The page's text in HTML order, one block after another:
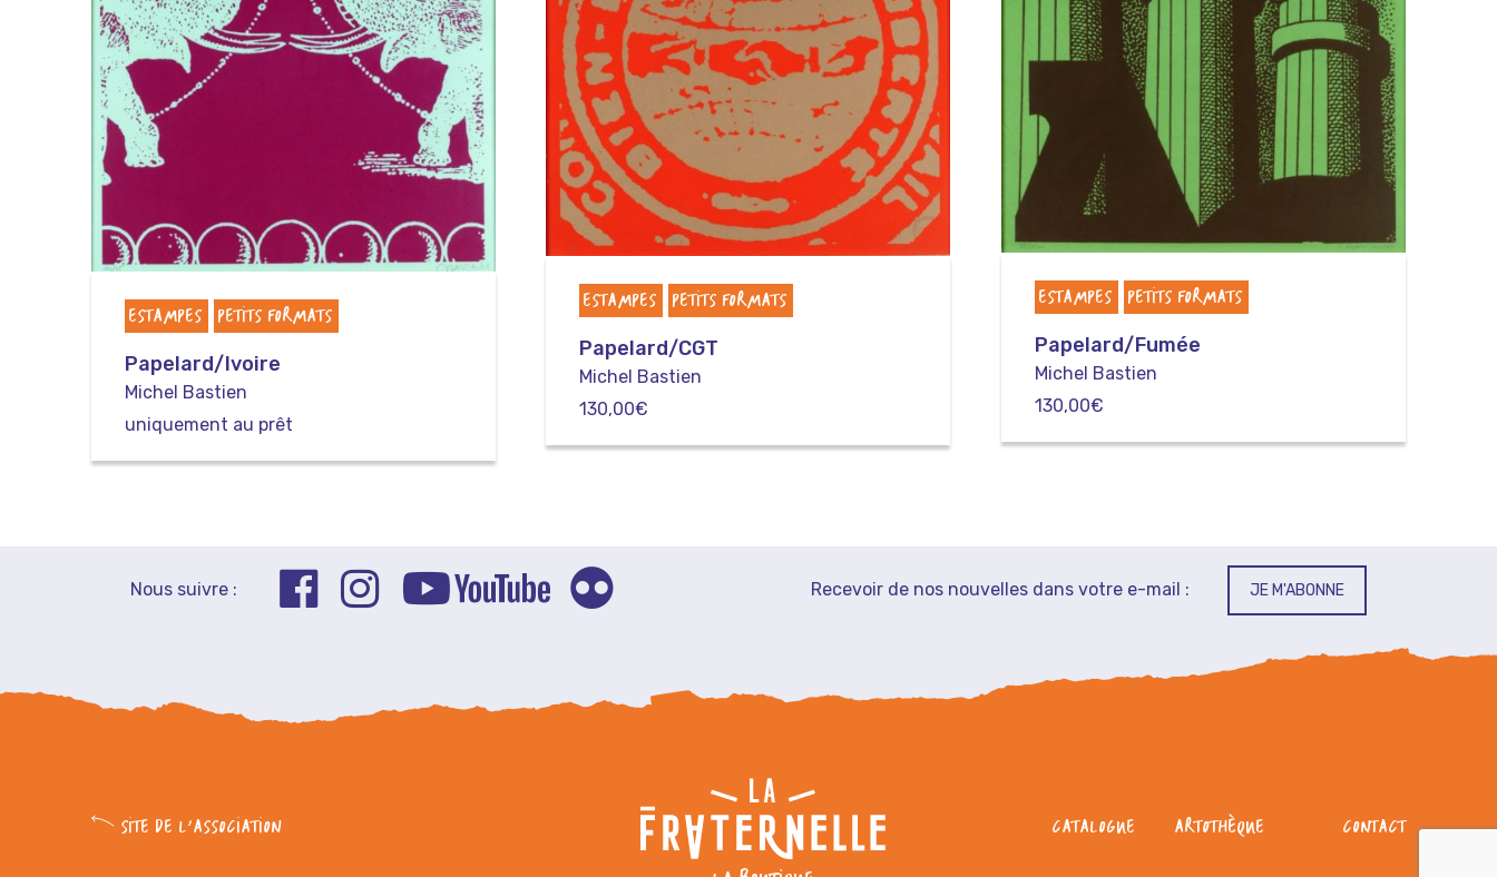
ESTAMPES PETITS FORMATS
Papelard/Ivoire
Michel Bastien
uniquement au prêt
ESTAMPES PETITS FORMATS
Papelard/CGT
Michel Bastien
130,00€
ESTAMPES PETITS FORMATS
Papelard/Fumée
Michel Bastien
130,00€
Nous suivre : Recevoir de nos nouvelles dans votre e-mail : JE M'ABONNE
SITE DE L'ASSOCIATION CATALOGUE ARTOTHÈQUE CONTACT